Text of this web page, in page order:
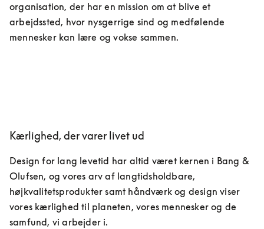
organisation, der har en mission om at blive et
arbejdssted, hvor nysgerrige sind og medfølende
mennesker kan lære og vokse sammen.
Kærlighed, der varer livet ud
Design for lang levetid har altid været kernen i Bang &
Olufsen, og vores arv af langtidsholdbare,
højkvalitetsprodukter samt håndværk og design viser
vores kærlighed til planeten, vores mennesker og de
samfund, vi arbejder i.